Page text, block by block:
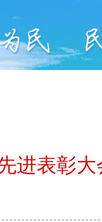
表彰大